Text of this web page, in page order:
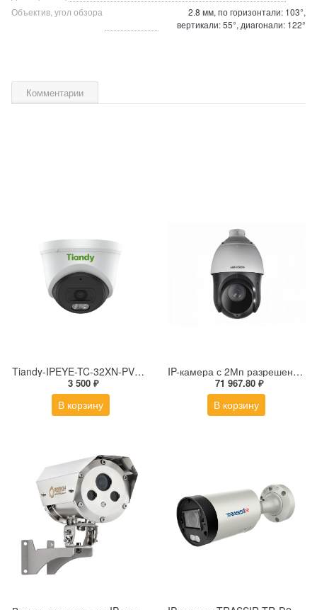
Объектив, угол обзора
2.8 мм, по горизонтали: 103°,
вертикали: 55°, диагонали: 122°
Комментарии
Tiandy-IPEYE-TC-32XN-PVZ 2Мп купольная «турель» IP камера с фиксированным объективом, серия SPARK со встроенным агентом IPEYE для ПВЗ
3 500 ₽
В корзину
IP-камера с 2Мп разрешением DS-2DE4225IW-DE(S5)
71 967.80 ₽
В корзину